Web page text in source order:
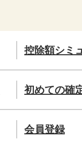
控除額シミ
初めての確
会員登録